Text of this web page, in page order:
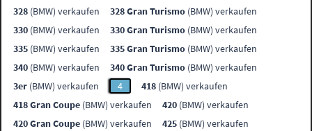
328 (BMW) verkaufen 328 Gran Turismo (BMW) verkaufen
330 (BMW) verkaufen 330 Gran Turismo (BMW) verkaufen
335 (BMW) verkaufen 335 Gran Turismo (BMW) verkaufen
340 (BMW) verkaufen 340 Gran Turismo (BMW) verkaufen
3er (BMW) verkaufen 4 418 (BMW) verkaufen
418 Gran Coupe (BMW) verkaufen 420 (BMW) verkaufen
420 Gran Coupe (BMW) verkaufen 425 (BMW) verkaufen